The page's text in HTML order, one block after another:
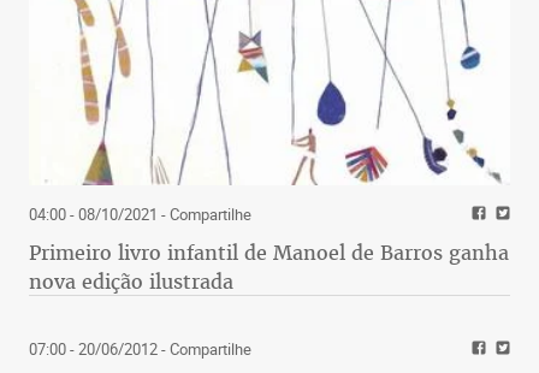
04:00 - 08/10/2021 - Compartilhe
Primeiro livro infantil de Manoel de Barros ganha
nova edição ilustrada
07:00 - 20/06/2012- Compartilhe